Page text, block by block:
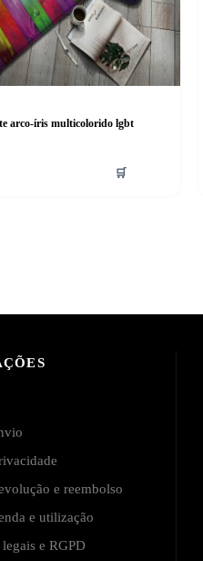
arco-íris multicolorido lgbt
🛒
e reembolso
e utilização
e RGPD